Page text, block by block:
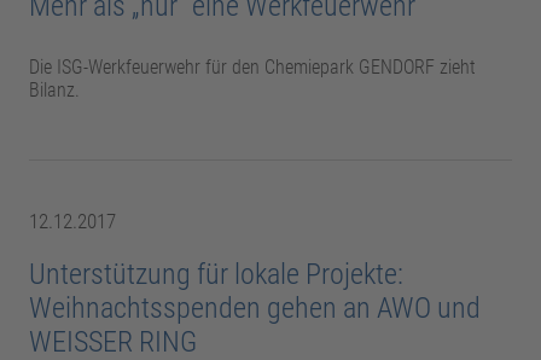
Die ISG-Werkfeuerwehr für den Chemiepark GENDORF zieht
Bilanz.
12.12.2017
Unterstützung für lokale Projekte:
Weihnachtsspenden gehen an AWO und
WEISSER RING